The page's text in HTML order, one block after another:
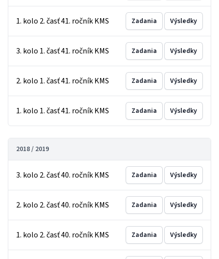
1. kolo 2. časť 41. ročník KMS Zadania Výsledky
3. kolo 1. časť 41. ročník KMS Zadania Výsledky
2. kolo 1. časť 41. ročník KMS Zadania Výsledky
1. kolo 1. časť 41. ročník KMS Zadania Výsledky
2018 / 2019
3. kolo 2. časť 40. ročník KMS Zadania Výsledky
2. kolo 2. časť 40. ročník KMS Zadania Výsledky
1. kolo 2. časť 40. ročník KMS Zadania Výsledky